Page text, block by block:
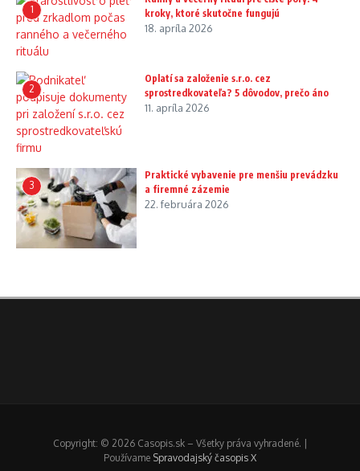
1
kroky, ktoré skutočne fungujú
18. apríla 2026
2
Oplatí sa založenie s.r.o. cez
sprostredkovateľa? 5 dôvodov, prečo áno
11. apríla 2026
3
Praktické vybavenie pre menšiu prevádzku
a firemné zázemie
22. februára 2026
Copyright: © 2026 Casopis.sk – Všetky práva vyhradené. |
Používame Spravodajský časopis X